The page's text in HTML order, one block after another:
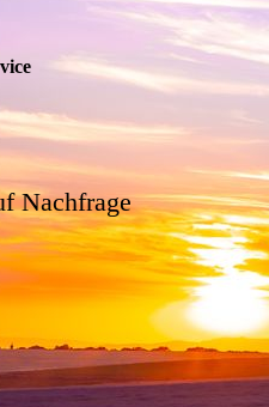
Nachfrage